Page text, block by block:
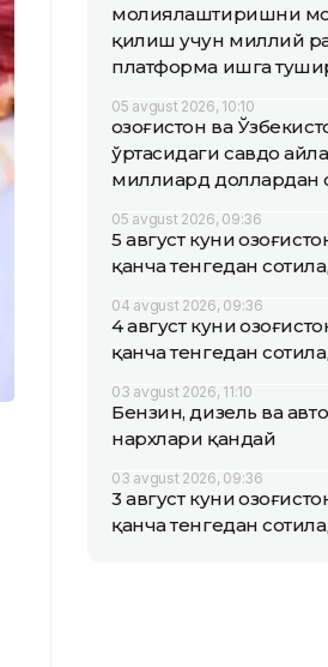
молиялаштиришни
қилиш учун миллий
платформа ишга
05 avgust 2026, 10:10
Қозоғистон ва
ўртасидаги савдо
миллиард доллардан
05 avgust 2026, 09:36
5 август куни
қанча тенгедан
04 avgust 2026, 09:36
4 август куни
қанча тенгедан
03 avgust 2026, 11:10
Бензин, дизель ва
нархлари қандай
03 avgust 2026, 09:36
3 август куни
қанча тенгедан